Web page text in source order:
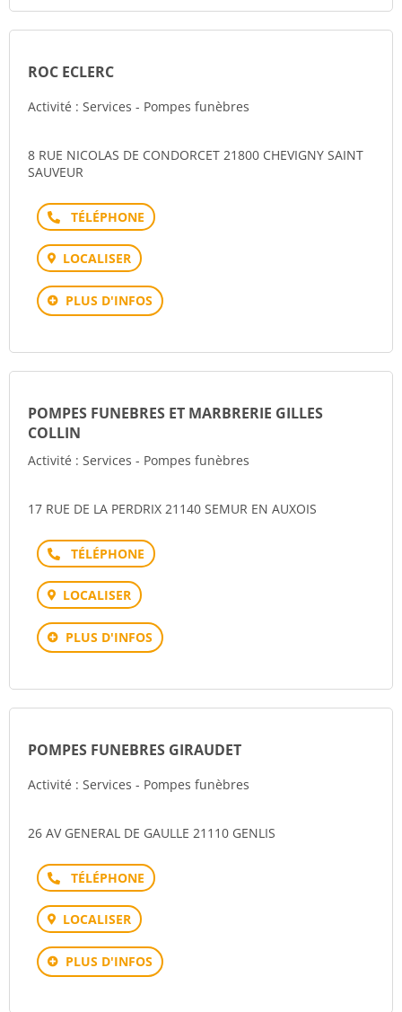
ROC ECLERC
Activité : Services - Pompes funèbres
8 RUE NICOLAS DE CONDORCET 21800 CHEVIGNY SAINT
SAUVEUR
Téléphone
LOCALISER
PLUS D'INFOS
POMPES FUNEBRES ET MARBRERIE GILLES
COLLIN
Activité : Services - Pompes funèbres
17 RUE DE LA PERDRIX 21140 SEMUR EN AUXOIS
Téléphone
LOCALISER
PLUS D'INFOS
POMPES FUNEBRES GIRAUDET
Activité : Services - Pompes funèbres
26 AV GENERAL DE GAULLE 21110 GENLIS
Téléphone
LOCALISER
PLUS D'INFOS